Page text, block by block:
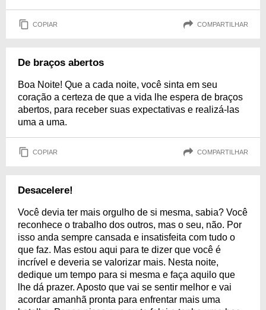
COPIAR COMPARTILHAR
De braços abertos
Boa Noite! Que a cada noite, você sinta em seu
coração a certeza de que a vida lhe espera de braços
abertos, para receber suas expectativas e realizá-las
uma a uma.
COPIAR COMPARTILHAR
Desacelere!
Você devia ter mais orgulho de si mesma, sabia? Você
reconhece o trabalho dos outros, mas o seu, não. Por
isso anda sempre cansada e insatisfeita com tudo o
que faz. Mas estou aqui para te dizer que você é
incrível e deveria se valorizar mais. Nesta noite,
dedique um tempo para si mesma e faça aquilo que
lhe dá prazer. Aposto que vai se sentir melhor e vai
acordar amanhã pronta para enfrentar mais uma